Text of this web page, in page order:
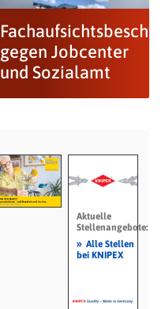
gegen Jobcenter
und Sozialamt
Aktuelle
Stellenangebote:
» Alle Stellen
bei KNIPEX